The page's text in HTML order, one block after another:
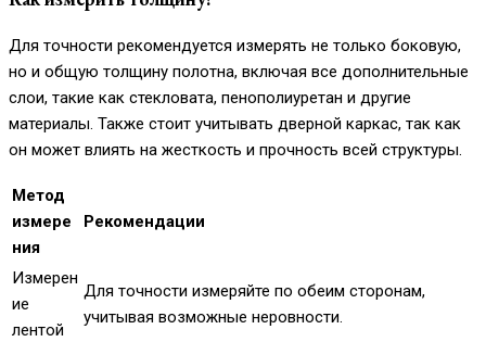
Для точности рекомендуется измерять не только боковую,
но и общую толщину полотна, включая все дополнительные
слои, такие как стекловата, пенополиуретан и другие
материалы. Также стоит учитывать дверной каркас, так как
он может влиять на жесткость и прочность всей структуры.
Метод
измере
ния
Рекомендации
Измерен
ие
лентой
Для точности измеряйте по обеим сторонам,
учитывая возможные неровности.